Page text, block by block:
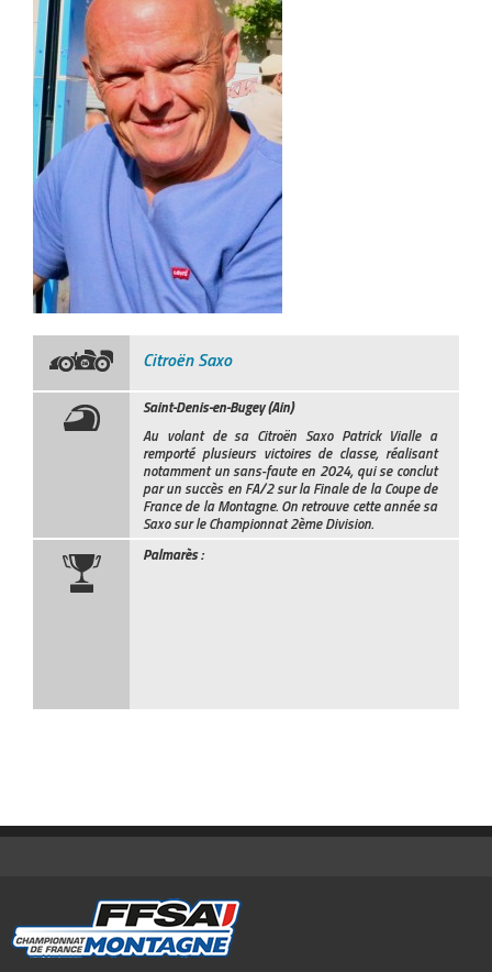
Citroën Saxo
Saint-Denis-en-Bugey (Ain)
Au volant de sa Citroën Saxo Patrick Vialle a
remporté plusieurs victoires de classe, réalisant
notamment un sans-faute en 2024, qui se conclut
par un succès en FA/2 sur la Finale de la Coupe de
France de la Montagne. On retrouve cette année sa
Saxo sur le Championnat 2ème Division.
Palmarès :